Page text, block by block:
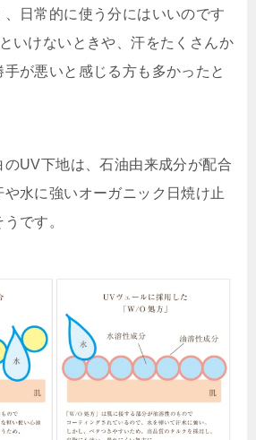
日常的に使う分にはいいのです
いけないときや、汗をたくさんか
手が悪いと感じる方も多かったと
のUV下地は、石油由来成分が配合
水に強いオーガニック日焼け止
です。